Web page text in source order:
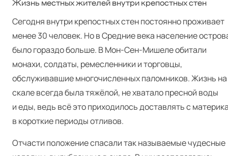
Жизнь местных жителей внутри крепостных стен
Сегодня внутри крепостных стен постоянно проживает
менее 30 человек. Но в Средние века население
было гораздо больше. В Мон-Сен-Мишеле обитали
монахи, солдаты, ремесленники и торговцы,
обслуживавшие многочисленных паломников. Жизнь на
скале всегда была тяжёлой, не хватало пресной воды
и еды, ведь всё это приходилось доставлять с
в короткие периоды отливов.
Отчасти положение спасали так называемые чудесные